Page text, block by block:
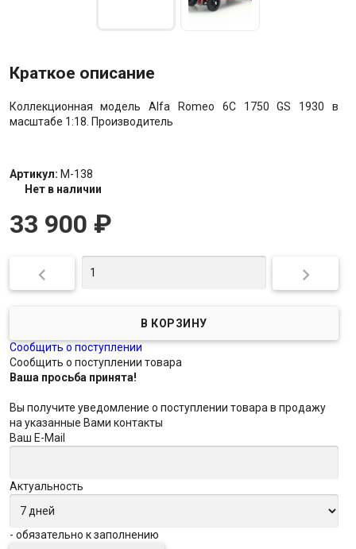
Краткое описание
Коллекционная модель Alfa Romeo 6C 1750 GS 1930 в
масштабе 1:18. Производитель
Артикул: M-138
Нет в наличии
33 900 ₽
 
Сообщить о поступлении
Сообщить о поступлении товара
Ваша просьба принята!
Вы получите уведомление о поступлении товара в продажу
на указанные Вами контакты
Ваш E-Mail
Актуальность
- обязательно к заполнению